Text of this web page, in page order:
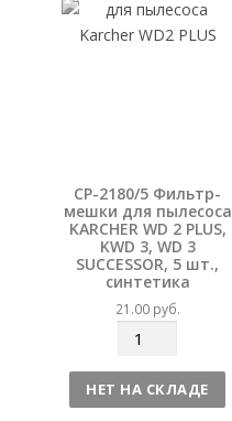
в
о
CP-2180/5 Фильтр-
мешки для пылесоса
KARCHER WD 2 PLUS,
KWD 3, WD 3
SUCCESSOR, 5 шт.,
синтетика
21.00 руб.
л
и
НЕТ НА СКЛАДЕ